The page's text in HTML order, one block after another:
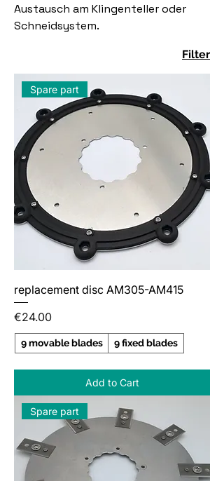
Austausch am Klingenteller oder
Schneidsystem.
Filter
Spare part
replacement disc AM305-AM415
Price
€24.00
9 movable blades 9 fixed blades
Add to Cart
Spare part